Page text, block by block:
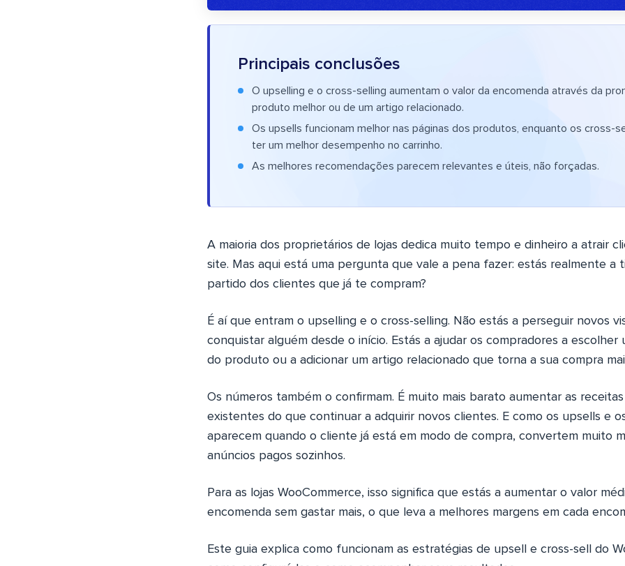
Principais conclusões
O upselling e o cross-selling aumentam o valor da encomenda através da
produto melhor ou de um artigo relacionado.
Os upsells funcionam melhor nas páginas dos produtos, enquanto os cross-
ter um melhor desempenho no carrinho.
As melhores recomendações parecem relevantes e úteis, não forçadas.
A maioria dos proprietários de lojas dedica muito tempo e dinheiro a atrair
site. Mas aqui está uma pergunta que vale a pena fazer: estás realmente a
partido dos clientes que já te compram?
É aí que entram o upselling e o cross-selling. Não estás a perseguir novos
conquistar alguém desde o início. Estás a ajudar os compradores a escolher
do produto ou a adicionar um artigo relacionado que torna a sua compra
Os números também o confirmam. É muito mais barato aumentar as
existentes do que continuar a adquirir novos clientes. E como os upsells e
aparecem quando o cliente já está em modo de compra, convertem muito
anúncios pagos sozinhos.
Para as lojas WooCommerce, isso significa que estás a aumentar o valor
encomenda sem gastar mais, o que leva a melhores margens em cada
Este guia explica como funcionam as estratégias de upsell e cross-sell do